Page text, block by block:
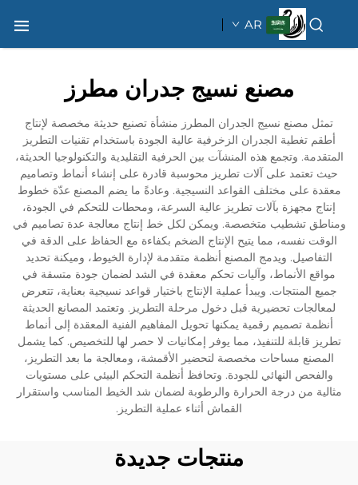
AR
مصنع نسيج جدران مطرز
تمثل مصنع نسيج الجدران المطرز منشأة تصنيع حديثة مخصصة لإنتاج
أطقم تغطية الجدران الزخرفية عالية الجودة باستخدام تقنيات التطريز
المتقدمة. وتجمع هذه المنشآت بين الحرفية التقليدية والتكنولوجيا الحديثة،
حيث تعتمد على آلات تطريز محوسبة قادرة على إنشاء أنماط وتصاميم
معقدة على مختلف القواعد النسيجية. وعادةً ما يضم المصنع عدّة خطوط
إنتاج مجهزة بآلات تطريز عالية السرعة، ومحطات للتحكم في الجودة،
ومناطق تشطيب متخصصة. ويمكن لكل خط إنتاج معالجة عدة تصاميم في
الوقت نفسه، مما يتيح الإنتاج الضخم بكفاءة مع الحفاظ على الدقة في
التفاصيل. ويدمج المصنع أنظمة متقدمة لإدارة الخيوط، وميكنة تحديد
مواقع الأنماط، وآليات تحكم معقدة في الشد لضمان جودة متسقة في
جميع المنتجات. ويبدأ عملية الإنتاج باختيار قواعد نسيجية بعناية، تتعرض
لمعالجات تحضيرية قبل دخول مرحلة التطريز. وتعتمد المصانع الحديثة
أنظمة تصميم رقمية يمكنها تحويل المفاهيم الفنية المعقدة إلى أنماط
تطريز قابلة للتنفيذ، مما يوفر إمكانيات لا حصر لها للتخصيص. كما يشمل
المصنع مساحات مخصصة لتحضير الأقمشة، ومعالجة ما بعد التطريز،
والفحص النهائي للجودة. وتحافظ أنظمة التحكم البيئي على مستويات
مثالية من درجة الحرارة والرطوبة لضمان شد الخيط المناسب واستقرار
القماش أثناء عملية التطريز.
منتجات جديدة